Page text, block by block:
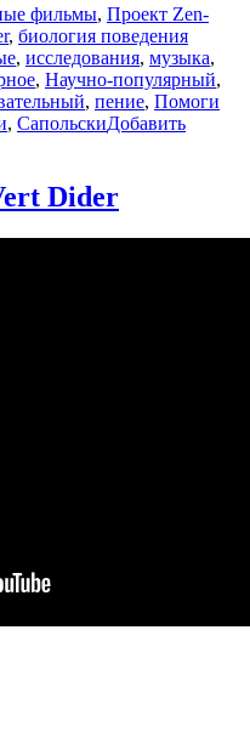
фильмы, Проект Zen-
, биология поведения
, исследования, музыка,
, Научно-популярный,
, пение, Помоги
, СапольскиДобавить
Dider